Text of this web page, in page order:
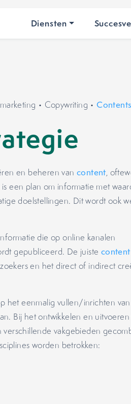
Diensten
• Copywriting •
en beheren van content,
een plan om informatie met
doelstellingen. Dit wordt ook
die op online kanalen
gepubliceerd. De juiste content
en het direct of indirect
het eenmalig vullen/inrichten
Bij het ontwikkelen en
vakgebieden
worden betrokken: